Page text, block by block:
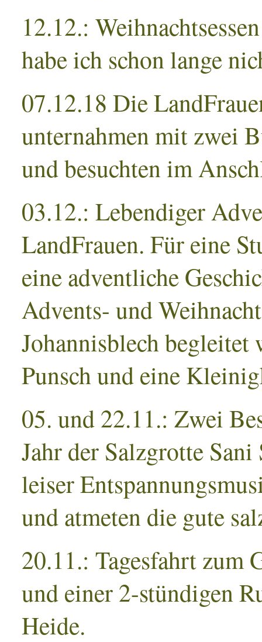
12.12.:
habe ich schon lange
07.12.18 Die
unternahmen mit zwei
und besuchten im
03.12.: Lebendiger
LandFrauen. Für eine
eine adventliche
Advents- und
Johannisblech begleitet
Punsch und eine
05. und 22.11.: Zwei
Jahr der Salzgrotte
leiser
und atmeten die gute
20.11.: Tagesfahrt zum
und einer 2-stündigen
Heide.